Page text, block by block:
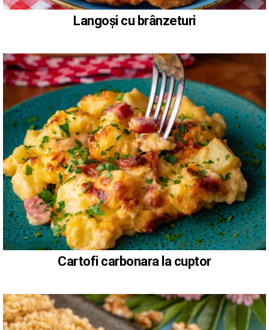
Langoși cu brânzeturi
Cartofi carbonara la cuptor